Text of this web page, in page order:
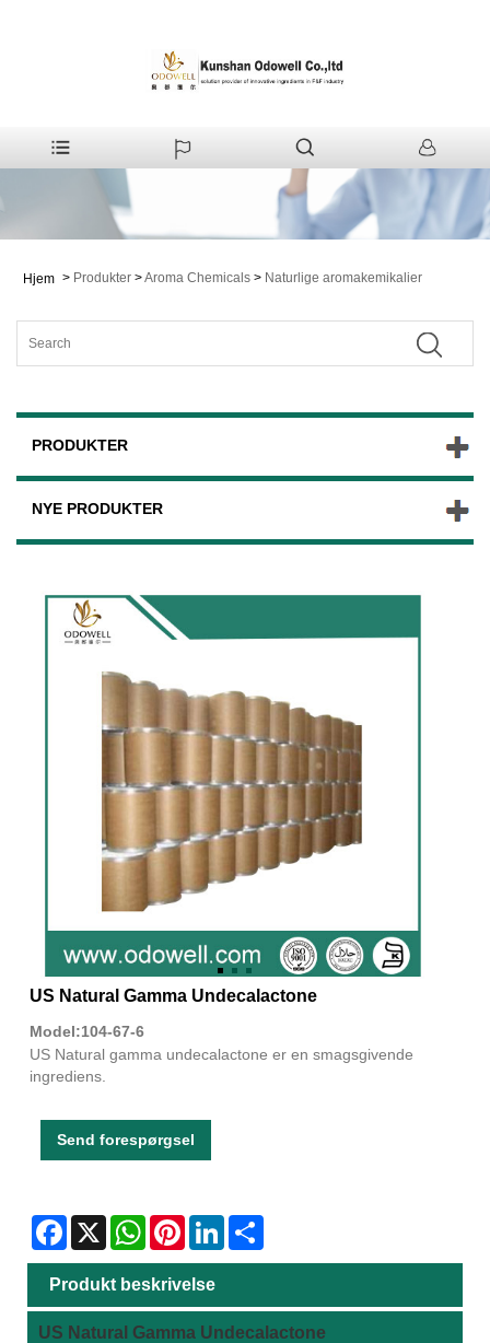
Hjem > Produkter >Aroma Chemicals > Naturlige aromakemikalier
PRODUKTER
NYE PRODUKTER
US Natural Gamma Undecalactone
Model:104-67-6
US Natural gamma undecalactone er en smagsgivende
ingrediens.
Send forespørgsel
Facebook
X WhatsAppPinterestLinkedIn
Produkt beskrivelse
US Natural Gamma Undecalactone